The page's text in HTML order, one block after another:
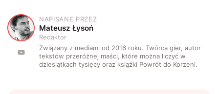
M
NAPISANE PRZEZ
Mateusz Łysoń
Redaktor
Związany z mediami od 2016 roku. Twórca gier, autor
tekstów przeróżnej maści, które można liczyć w
dziesiątkach tysięcy oraz książki Powrót do Korzeni.